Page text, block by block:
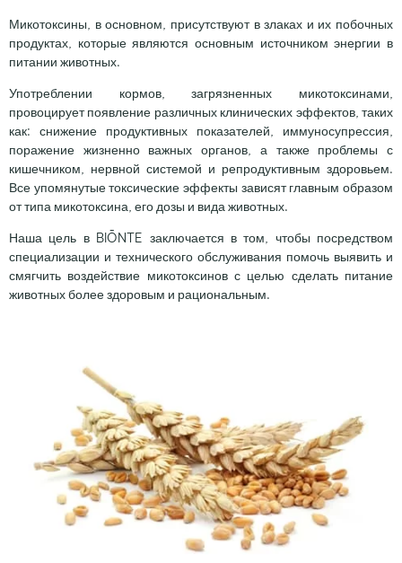
Микотоксины, в основном, присутствуют в злаках и их побочных
продуктах, которые являются основным источником энергии в
питании животных.
Употреблении кормов, загрязненных микотоксинами,
провоцирует появление различных клинических эффектов, таких
как: снижение продуктивных показателей, иммуносупрессия,
поражение жизненно важных органов, а также проблемы с
кишечником, нервной системой и репродуктивным здоровьем.
Все упомянутые токсические эффекты зависят главным образом
от типа микотоксина, его дозы и вида животных.
Наша цель в BIŌNTE заключается в том, чтобы посредством
специализации и технического обслуживания помочь выявить и
смягчить воздействие микотоксинов с целью сделать питание
животных более здоровым и рациональным.